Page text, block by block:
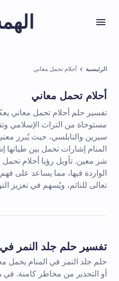
الرئيسية أحلام تحمل معاني
أحلام تحمل معاني
تفسير حلم أحلام تحمل معاني
مستوحاة من التراث الإسلامي
سيرين والنابلسي، حيث يُبرز
المنام إشارات تحمل بين طياتها
شر معين. تأويل رؤيا أحلام تحمل
الواردة فيها، مما يساعد على
تعالى للنائم، ويُسهم في تعزيز
تفسير حلم جلد النمر في
حلم جلد النمر في المنام يحمل
أو التحذير من مخاطر كامنة.